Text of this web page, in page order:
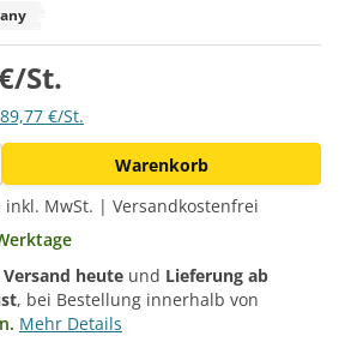
St.
€/St.
Warenkorb
inkl. MwSt. | Versandkostenfrei
heute und Lieferung ab
, bei Bestellung innerhalb von
Mehr Details